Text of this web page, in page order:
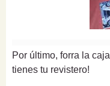
Por último, forra la
tienes tu revistero!